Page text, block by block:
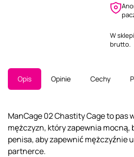
W
brutto.
Opis Opinie Cechy
ManCage 02 Chastity Cage to pas
mężczyzn, który zapewnia mocną,
penisa, aby zapewnić mężczyźnie
partnerce.